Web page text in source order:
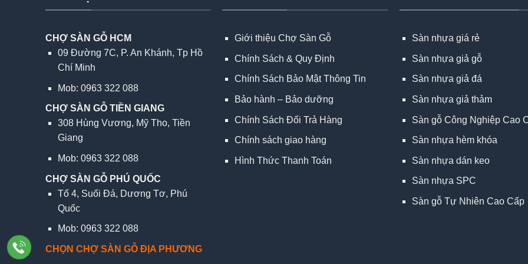
CHỢ SÀN GỖ HCM
09 Đường 7C, P. An Khánh, Tp Hồ
Chí Minh
Mob: 0963 322 088
CHỢ SÀN GỖ TIỀN GIANG
308 Hùng Vương, Mỹ Tho, Tiền
Giang
Mob: 0963 322 088
CHỢ SÀN GỖ PHÚ QUỐC
Tổ 4, Suối Đá, Dương Tơ, Phú
Quốc
Mob: 0963 322 088
CHỌN CHỢ SÀN GỖ ĐỊA PHƯƠNG
Giới thiệu Chợ Sàn Gỗ
Chính Sách & Quy Định
Chính Sách Bảo Mật Thông Tin
Bảo hành – Bảo dưỡng
Chính Sách Đổi Trả Hàng
Chính sách giao hàng
Hình Thức Thanh Toán
Sàn nhựa giá rẻ
Sàn nhựa giả gỗ
Sàn nhựa giả đá
Sàn nhựa giả thảm
Sàn gỗ Công Nghiệp Cao
Sàn nhựa hèm khóa
Sàn nhựa dán keo
Sàn nhựa SPC
Sàn gỗ Tự Nhiên Cao Cấp